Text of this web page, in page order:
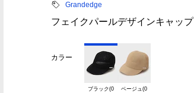
Grandedge
フェイクパールデザインキャップ
カラー
ブラック(0
ベージュ(0